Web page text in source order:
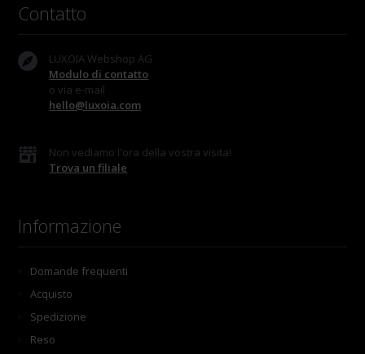
Contatto
LUXOIA Webshop AG
Modulo di contatto
o via e-mail
hello@luxoia.com
Non vediamo l'ora della vostra visita!
Trova un filiale
Informazione
Domande frequenti
Acquisto
Spedizione
Reso